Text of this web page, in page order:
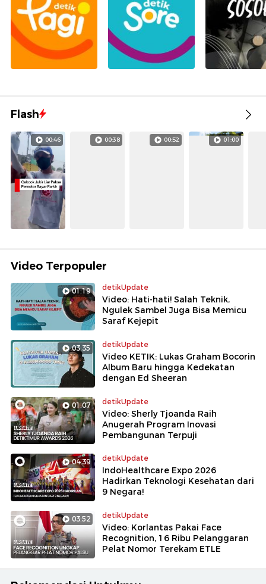
Flash
00:46 00:38 00:52 01:00
Video Terpopuler
01:19 detikUpdate
Video: Hati-hati! Salah Teknik,
Ngulek Sambel Juga Bisa Memicu
Saraf Kejepit
03:35 detikUpdate
Video KETIK: Lukas Graham Bocorin
Album Baru hingga Kedekatan
dengan Ed Sheeran
01:07 detikUpdate
Video: Sherly Tjoanda Raih
Anugerah Program Inovasi
Pembangunan Terpuji
04:39 detikUpdate
IndoHealthcare Expo 2026
Hadirkan Teknologi Kesehatan dari
9 Negara!
03:52 detikUpdate
Video: Korlantas Pakai Face
Recognition, 16 Ribu Pelanggaran
Pelat Nomor Terekam ETLE